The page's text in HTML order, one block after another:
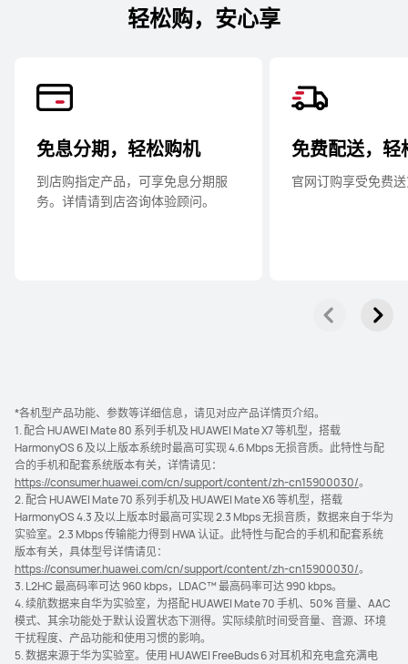
轻松购，安心享
免息分期，轻松购机
到店购指定产品，可享免息分期服
务。详情请到店咨询体验顾⁠问。
免费配送，轻
官网订购享受免费
*各机型产品功能、参数等详细信息，请见对应产品详情页介绍。
1. 配合 HUAWEI Mate 80 系列手机及 HUAWEI Mate X7 等机型，搭载
HarmonyOS 6 及以上版本系统时最高可实现 4.6 Mbps 无损音质。此特性与配
合的手机和配套系统版本有关，详情请见：
https://consumer.huawei.com/cn/support/content/zh-cn15900030/。
2. 配合 HUAWEI Mate 70 系列手机及 HUAWEI Mate X6 等机型，搭载
HarmonyOS 4.3 及以上版本时最高可实现 2.3 Mbps 无损音质，数据来自于华为
实验室。2.3 Mbps 传输能力得到 HWA 认证。此特性与配合的手机和配套系统
版本有关，具体型号详情请⁠见：
https://consumer.huawei.com/cn/support/content/zh-cn15900030/。
3. L2HC 最高码率可达 960 kbps，LDAC™ 最高码率可达 990 kbps。
4. 续航数据来自华为实验室，为搭配 HUAWEI Mate 70 手机、50% 音量、AAC
模式、其余功能处于默认设置状态下测得。实际续航时间受音量、音源、环境
干扰程度、产品功能和使用习惯的影⁠响⁠。
5. 数据来源于华为实验室。使用 HUAWEI FreeBuds 6 对耳机和充电盒充满电